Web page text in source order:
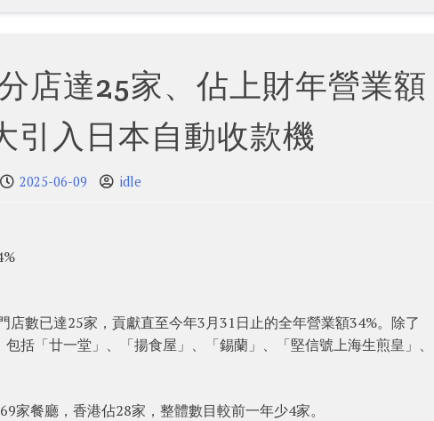
店達25家、佔上財年營業額
入日本自動收款機
2025-06-09 idle
數已達25家，貢獻直至今年3月31日止的全年營業額34%。除了
括「廿一堂」、「揚食屋」、「錫蘭」、「堅信號上海生煎皇」、
家餐廳，香港佔28家，整體數目較前一年少4家。